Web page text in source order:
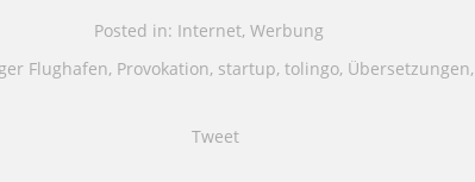
Posted in: Internet, Werbung
Flughafen, Provokation, startup, tolingo, Übersetzungen,
Tweet